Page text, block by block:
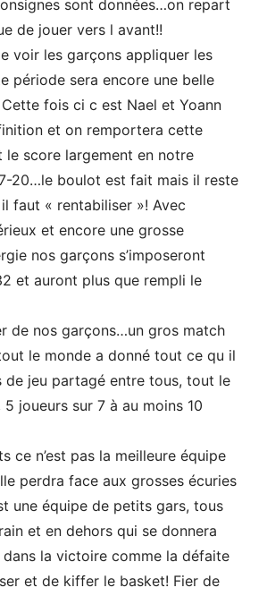
sont données…on repart
de jouer vers l avant!!
voir les garçons appliquer les
période sera encore une belle
fois ci c est Nael et Yoann
et on remportera cette
score largement en notre
20…le boulot est fait mais il reste
faut « rentabiliser »! Avec
et encore une grosse
nos garçons s’imposeront
et auront plus que rempli le
de nos garçons…un gros match
le monde a donné tout ce qu il
de jeu partagé entre tous, tout le
joueurs sur 7 à au moins 10
ce n’est pas la meilleure équipe
perdra face aux grosses écuries
une équipe de petits gars, tous
et en dehors qui se donnera
la victoire comme la défaite
et de kiffer le basket! Fier de